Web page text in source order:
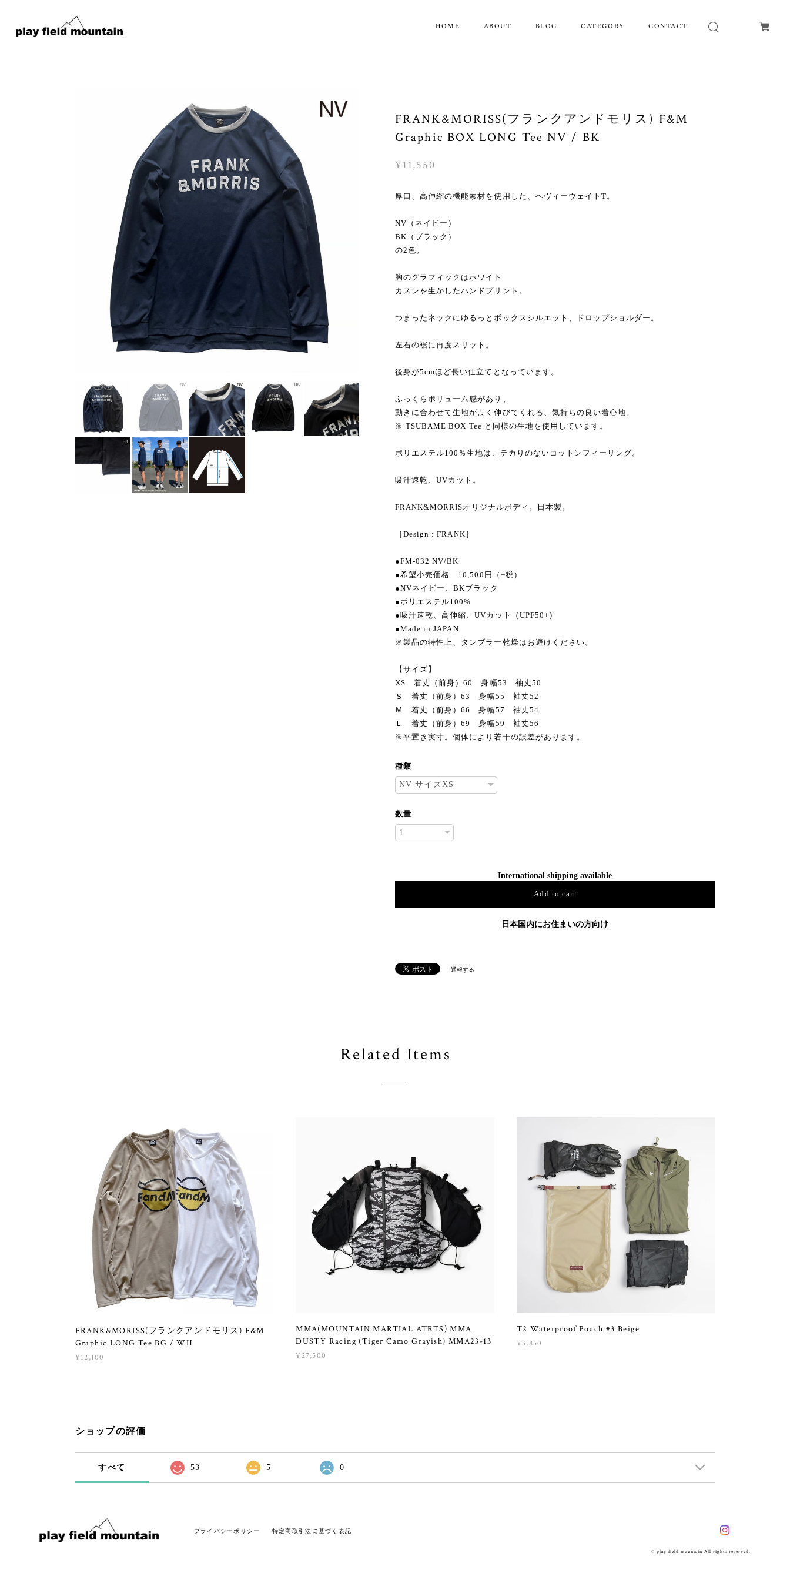
HOME ABOUT BLOG CATEGORY CONTACT
FRANK&MORISS(フランクアンドモリス) F&M
Graphic BOX LONG Tee NV / BK
¥11,550
厚口、高伸縮の機能素材を使用した、ヘヴィーウェイトT。
NV（ネイビー）
BK（ブラック）
の2色。
胸のグラフィックはホワイト
カスレを生かしたハンドプリント。
つまったネックにゆるっとボックスシルエット、ドロップショルダー。
左右の裾に再度スリット。
後身が5cmほど長い仕立てとなっています。
ふっくらボリューム感があり、
動きに合わせて生地がよく伸びてくれる、気持ちの良い着心地。
※ TSUBAME BOX Tee と同様の生地を使用しています。
ポリエステル100％生地は、テカりのないコットンフィーリング。
吸汗速乾、UVカット。
FRANK&MORRISオリジナルボディ。日本製。
［Design : FRANK］
●FM-032 NV/BK
●希望小売価格 10,500円（+税）
●NVネイビー、BKブラック
●ポリエステル100%
●吸汗速乾、高伸縮、UVカット（UPF50+）
●Made in JAPAN
※製品の特性上、タンブラー乾燥はお避けください。
【サイズ】
XS 着丈（前身）60 身幅53 袖丈50
Ｓ 着丈（前身）63 身幅55 袖丈52
Ｍ 着丈（前身）66 身幅57 袖丈54
Ｌ 着丈（前身）69 身幅59 袖丈56
※平置き実寸。個体により若干の誤差があります。
種類
数量
International shipping available
Add to cart
日本国内にお住まいの方向け
通報する
Related Items
FRANK&MORISS(フランクアンドモリス) F&M
Graphic LONG Tee BG / WH
¥12,100
MMA(MOUNTAIN MARTIAL ATRTS) MMA
DUSTY Racing (Tiger Camo Grayish) MMA23-13
¥27,500
T2 Waterproof Pouch #3 Beige
¥3,850
ショップの評価
すべて 53 5 0
プライバシーポリシー 特定商取引法に基づく表記
© play field mountain All rights reserved.